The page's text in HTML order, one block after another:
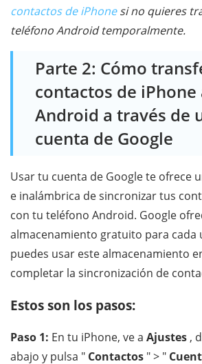
contactos de iPhonesi no quieres
teléfono Android temporalmente.
Parte 2: Cómo
contactos de iPhone
Android a través de
cuenta de Google
Usar tu cuenta de Google te ofrece
e inalámbrica de sincronizar tus
con tu teléfono Android. Google
almacenamiento gratuito para cada
puedes usar este almacenamiento
completar la sincronización de
Estos son los pasos:
Paso 1: En tu iPhone, ve a Ajustes ,
abajo y pulsa " Contactos " > "